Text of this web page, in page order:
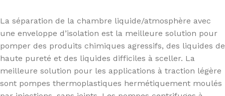
La séparation de la chambre liquide/atmosphère avec
une enveloppe d’isolation est la meilleure solution pour
pomper des produits chimiques agressifs, des liquides de
haute pureté et des liquides difficiles à sceller. La
meilleure solution pour les applications à traction légère
sont pompes thermoplastiques hermétiquement moulés